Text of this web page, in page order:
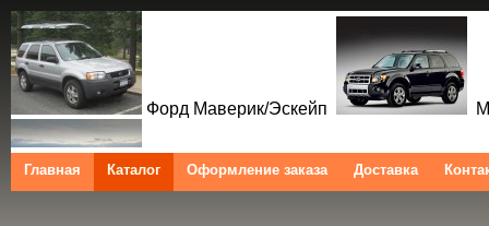
Форд Маверик/Эскейп
Главная Каталог Оформление заказа Доставка